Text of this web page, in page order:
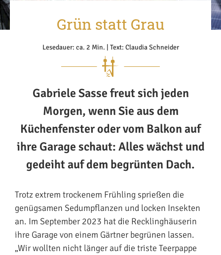
Grün statt Grau
Lesedauer: ca. 2 Min. | Text: Claudia Schneider
Gabriele Sasse freut sich jeden
Morgen, wenn Sie aus dem
Küchenfenster oder vom Balkon auf
ihre Garage schaut: Alles wächst und
gedeiht auf dem begrünten Dach.
Trotz extrem trockenem Frühling sprießen die
genügsamen Sedumpflanzen und locken Insekten
an. Im September 2023 hat die Recklinghäuserin
ihre Garage von einem Gärtner begrünen lassen.
„Wir wollten nicht länger auf die triste Teerpappe